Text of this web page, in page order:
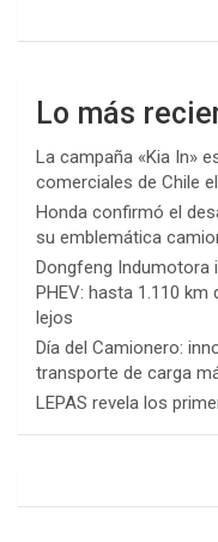
Lo más
La campaña «Kia In»
comerciales de Chile
Honda confirmó el
su emblemática
Dongfeng Indumotora
PHEV: hasta 1.110
lejos
Día del Camionero:
transporte de carga
LEPAS revela los